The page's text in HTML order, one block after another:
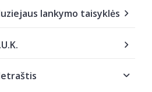
lankymo taisyklės